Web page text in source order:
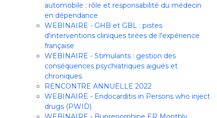
automobile : rôle et responsabilité du médecin
en dépendance
WEBINAIRE - GHB et GBL : pistes
d'interventions cliniques tirées de l'expérience
française
WEBINAIRE - Stimulants : gestion des
conséquences psychiatriques aiguës et
chroniques
RENCONTRE ANNUELLE 2022
WEBINAIRE - Endocarditis in Persons who inject
drugs (PWID)